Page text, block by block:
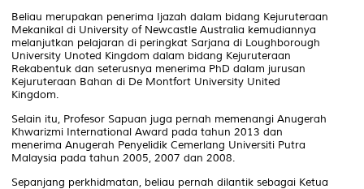
Beliau merupakan penerima Ijazah dalam bidang Kejuruteraan
Mekanikal di University of Newcastle Australia kemudiannya
melanjutkan pelajaran di peringkat Sarjana di Loughborough
University Unoted Kingdom dalam bidang Kejuruteraan
Rekabentuk dan seterusnya menerima PhD dalam jurusan
Kejuruteraan Bahan di De Montfort University United
Kingdom.
Selain itu, Profesor Sapuan juga pernah memenangi Anugerah
Khwarizmi International Award pada tahun 2013 dan
menerima Anugerah Penyelidik Cemerlang Universiti Putra
Malaysia pada tahun 2005, 2007 dan 2008.
Sepanjang perkhidmatan, beliau pernah dilantik sebagai Ketua